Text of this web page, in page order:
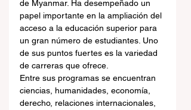
de Myanmar. Ha desempeñado un
papel importante en la ampliación del
acceso a la educación superior para
un gran número de estudiantes. Uno
de sus puntos fuertes es la variedad
de carreras que ofrece.
Entre sus programas se encuentran
ciencias, humanidades, economía,
derecho, relaciones internacionales,